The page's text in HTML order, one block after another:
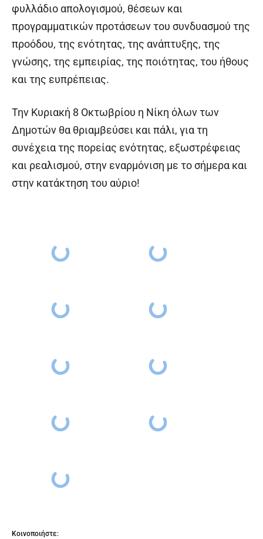
φυλλάδιο απολογισμού, θέσεων και
προγραμματικών προτάσεων του συνδυασμού της
προόδου, της ενότητας, της ανάπτυξης, της
γνώσης, της εμπειρίας, της ποιότητας, του ήθους
και της ευπρέπειας.
Την Κυριακή 8 Οκτωβρίου η Νίκη όλων των
Δημοτών θα θριαμβεύσει και πάλι, για τη
συνέχεια της πορείας ενότητας, εξωστρέφειας
και ρεαλισμού, στην εναρμόνιση με το σήμερα και
στην κατάκτηση του αύριο!
Κοινοποιήστε: